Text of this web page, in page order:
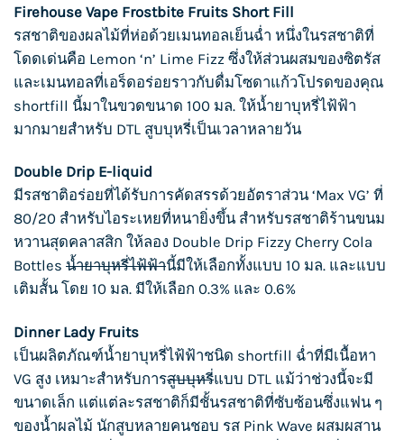
Firehouse Vape Frostbite Fruits Short Fill
รสชาติของผลไม้ที่ห่อด้วยเมนทอลเย็นฉ่ำ หนึ่งในรสชาติที่
โดดเด่นคือ Lemon ‘n’ Lime Fizz ซึ่งให้ส่วนผสมของซิตรัส
และเมนทอลที่เอร็ดอร่อยราวกับดื่มโซดาแก้วโปรดของคุณ
shortfill นี้มาในขวดขนาด 100 มล. ให้น้ำยาบุหรี่ไฟ้ฟ้า
มากมายสำหรับ DTL สูบบุหรี่เป็นเวลาหลายวัน
Double Drip E-liquid
มีรสชาติอร่อยที่ได้รับการคัดสรรด้วยอัตราส่วน ‘Max VG’ ที่
80/20 สำหรับไอระเหยที่หนายิ่งขึ้น สำหรับรสชาติร้านขนม
หวานสุดคลาสสิก ให้ลอง Double Drip Fizzy Cherry Cola
Bottles น้ำยาบุหรี่ไฟ้ฟ้านี้มีให้เลือกทั้งแบบ 10 มล. และแบบ
เติมสั้น โดย 10 มล. มีให้เลือก 0.3% และ 0.6%
Dinner Lady Fruits
เป็นผลิตภัณฑ์น้ำยาบุหรี่ไฟ้ฟ้าชนิด shortfill ฉ่ำที่มีเนื้อหา
VG สูง เหมาะสำหรับการสูบบุหรี่แบบ DTL แม้ว่าช่วงนี้จะมี
ขนาดเล็ก แต่แต่ละรสชาติก็มีชั้นรสชาติที่ซับซ้อนซึ่งแฟน ๆ
ของน้ำผลไม้ นักสูบหลายคนชอบ รส Pink Wave ผสมผสาน